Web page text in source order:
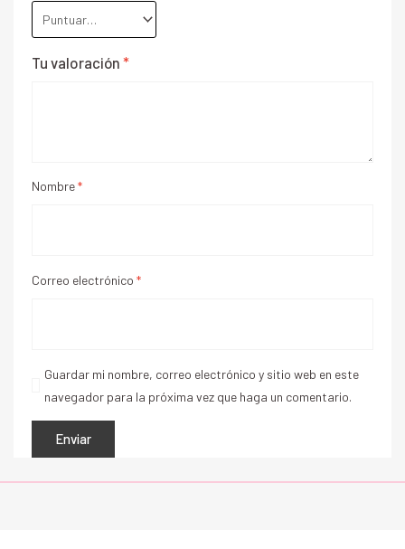
Tu valoración *
Nombre*
Correo electrónico *
Guardar mi nombre, correo electrónico y sitio web en este
navegador para la próxima vez que haga un comentario.